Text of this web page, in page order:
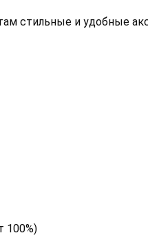
стильные и удобные
100%)